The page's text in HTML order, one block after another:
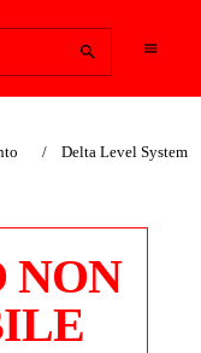
Delta Level System
NON